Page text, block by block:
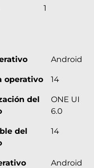
1
Android
operativo 14
del
ONE UI
6.0
del
14
Android